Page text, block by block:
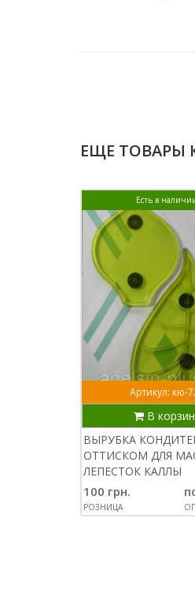
ЕЩЕ ТОВАРЫ
Есть в
Артикул: кю-
В
ВЫРУБКА
ОТТИСКОМ ДЛЯ
ЛЕПЕСТОК КАЛЛЫ
100 грн.
РОЗНИЦА